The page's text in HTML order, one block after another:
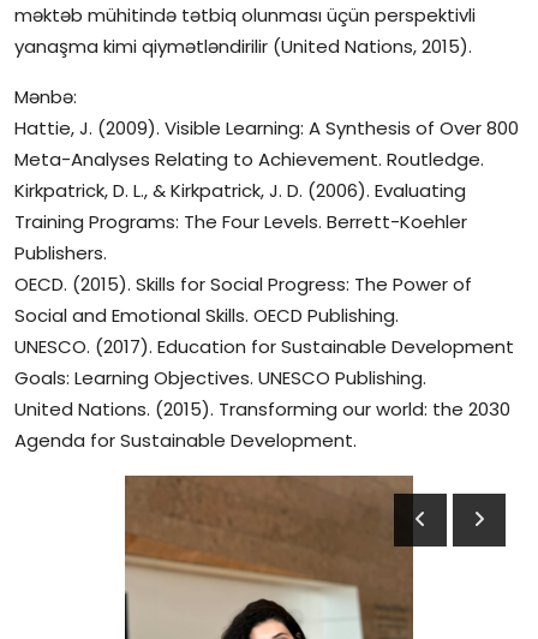
məktəb mühitində tətbiq olunması üçün perspektivli
yanaşma kimi qiymətləndirilir (United Nations, 2015).
Mənbə:
Hattie, J. (2009). Visible Learning: A Synthesis of Over 800
Meta-Analyses Relating to Achievement. Routledge.
Kirkpatrick, D. L., & Kirkpatrick, J. D. (2006). Evaluating
Training Programs: The Four Levels. Berrett-Koehler
Publishers.
OECD. (2015). Skills for Social Progress: The Power of
Social and Emotional Skills. OECD Publishing.
UNESCO. (2017). Education for Sustainable Development
Goals: Learning Objectives. UNESCO Publishing.
United Nations. (2015). Transforming our world: the 2030
Agenda for Sustainable Development.